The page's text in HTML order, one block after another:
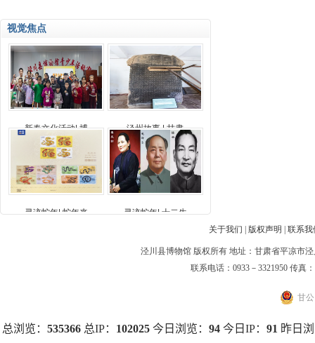
视觉焦点
新春文化活动| 博 泾州故事 | 甘肃
寻迹蛇年| 蛇年来 寻迹蛇年| 十二生
关于我们 版权声明 联系我
泾川县博物馆 版权所有 地址：甘肃省平凉市
联系电话：0933－3321950 传真
甘公